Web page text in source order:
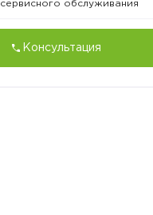
сервисного обслуживания
Консультация